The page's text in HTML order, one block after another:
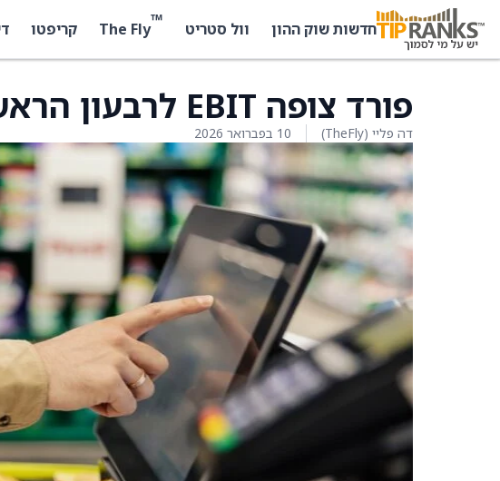
חדשות שוק ההון וול סטריט ™
The Fly קריפטו
פורד צופה EBIT לרבעון הראשון ללא שינוי רציף
דה פליי (TheFly) 10 בפברואר 2026